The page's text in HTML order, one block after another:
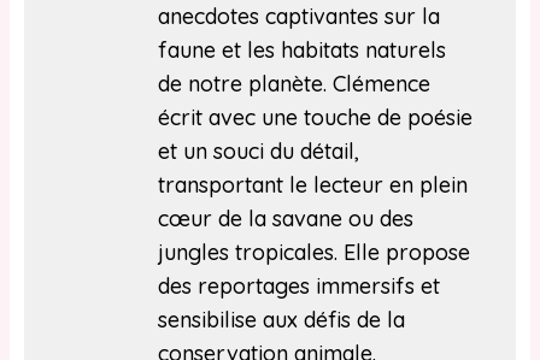
anecdotes captivantes sur la
faune et les habitats naturels
de notre planète. Clémence
écrit avec une touche de poésie
et un souci du détail,
transportant le lecteur en plein
cœur de la savane ou des
jungles tropicales. Elle propose
des reportages immersifs et
sensibilise aux défis de la
conservation animale.